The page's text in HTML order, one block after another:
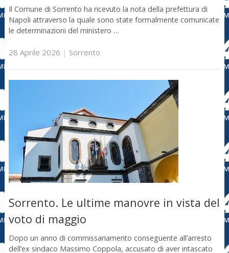
Il Comune di Sorrento ha ricevuto la nota della prefettura di
Napoli attraverso la quale sono state formalmente comunicate
le determinazioni del ministero …
28 Aprile 2026 | Sorrento
Sorrento. Le ultime manovre in vista del
voto di maggio
Dopo un anno di commissariamento conseguente all’arresto
dell’ex sindaco Massimo Coppola, accusato di aver intascato